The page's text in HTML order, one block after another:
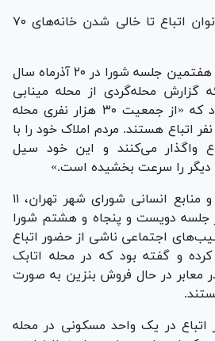
از پایان بنزین‌فروشی بانوان اتباع تا خالی شدن خانه‌های ۷۰
او در دویست و هشتاد و هفتمین جلسه شورا در ۲۰ آذرماه سال
گزارش محله‌گردی از محله مینابی
منطقه ۱۵ اعلام کرده بود که «از جمعیت ۳۰ هزار نفری محله
مینابی هفت هزار و ۴۰۰ نفر اتباع هستند. مردم املاک خود را با
واگذار می‌کنند و این خود سیل
دیگر را سرعت بخشیده است.»
رئیس کمیته تشکیلات و منابع انسانی شورای شهر تهران، ۱۱
سال ۱۴۰۳ در جلسه دویست و پنجاه و هشتم شورا
اجتماعی ناشی از حضور اتباع
و گفته بود که در محله اتابک
اتباع در معابر در حال فروش بنزین به صورت
اتباع در یک واحد مسکونی در محله